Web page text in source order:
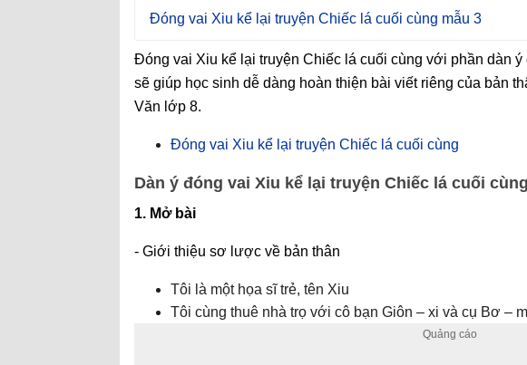
Đóng vai Xiu kể lại truyện Chiếc lá cuối cùng mẫu 3
Đóng vai Xiu kể lại truyện Chiếc lá cuối cùng với phần dàn
sẽ giúp học sinh dễ dàng hoàn thiện bài viết riêng của bản
Văn lớp 8.
Đóng vai Xiu kể lại truyện Chiếc lá cuối cùng
Dàn ý đóng vai Xiu kể lại truyện Chiếc lá cuối cùng
1. Mở bài
- Giới thiệu sơ lược về bản thân
Tôi là một họa sĩ trẻ, tên Xiu
Tôi cùng thuê nhà trọ với cô bạn Giôn – xi và cụ Bơ –